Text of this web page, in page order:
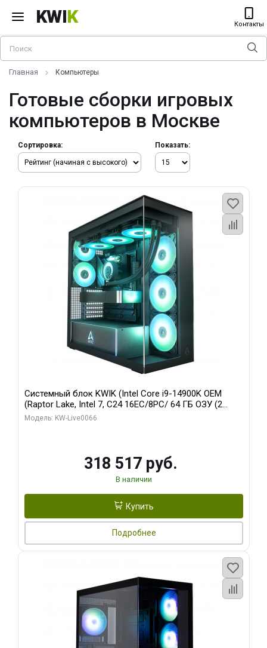
KWIK Контакты
Главная Компьютеры
Готовые сборки игровых
компьютеров в Москве
Сортировка: Показать:
Системный блок KWIK (Intel Core i9-14900K OEM
(Raptor Lake, Intel 7, C24 16EC/8PC/ 64 ГБ ОЗУ (2
модуля)/ Gigabyte RTX5080 XTREME WATERFORCE
Модель: KW-Live0066
318 517 руб.
В наличии
Купить
Подробнее